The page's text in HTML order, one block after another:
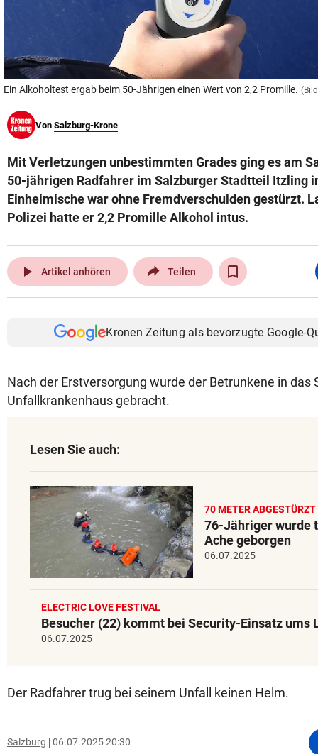
Ein Alkoholtest ergab beim 50-Jährigen einen Wert von 2,2 Promille.
Von Salzburg-Krone
Mit Verletzungen unbestimmten Grades ging es am
50-jährigen Radfahrer im Salzburger Stadtteil Itzling
Einheimische war ohne Fremdverschulden gestürzt.
Polizei hatte er 2,2 Promille Alkohol intus.
play_arrow Artikel anhören Teilen
Kronen Zeitung als bevorzugte Google-
Nach der Erstversorgung wurde der Betrunkene in das
Unfallkrankenhaus gebracht.
Lesen Sie auch:
70 METER ABGESTÜRZT
76-Jähriger wurde
Ache geborgen
06.07.2025
ELECTRIC LOVE FESTIVAL
Besucher (22) kommt bei Security-Einsatz ums
06.07.2025
Der Radfahrer trug bei seinem Unfall keinen Helm.
Salzburg 06.07.2025 20:30